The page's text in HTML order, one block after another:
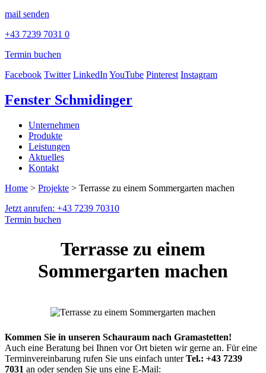
mail senden
+43 7239 7031 0
Termin buchen
Facebook Twitter LinkedInYouTube Pinterest Instagram
Fenster Schmidinger
Unternehmen
Produkte
Leistungen
Aktuelles
Kontakt
Home > Projekte > Terrasse zu einem Sommergarten machen
Jetzt anrufen: +43 7239 70310
Termin buchen
Terrasse zu einem
Sommergarten machen
Kommen Sie in unseren Schauraum nach Gramastetten!
Auch eine Beratung bei Ihnen vor Ort bieten wir gerne an. Für eine
Terminvereinbarung rufen Sie uns einfach unterTel.: +43 7239
7031 an oder senden Sie uns eine E-Mail: